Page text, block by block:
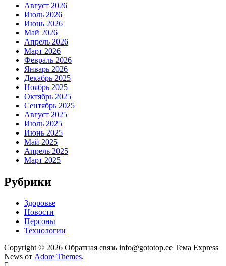
Август 2026
Июль 2026
Июнь 2026
Май 2026
Апрель 2026
Март 2026
Февраль 2026
Январь 2026
Декабрь 2025
Ноябрь 2025
Октябрь 2025
Сентябрь 2025
Август 2025
Июль 2025
Июнь 2025
Май 2025
Апрель 2025
Март 2025
Рубрики
Здоровье
Новости
Персоны
Технологии
Copyright © 2026 Обратная связь info@gototop.ee Тема Express
News от Adore Themes.